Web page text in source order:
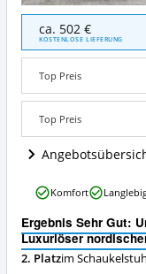
Lemon
Honey
Luxuriöser
nordischer
Schaukelstuhl
Angebote:
ist
dieser
Schaukelstuhl
ca. 502 €
KOSTENLOSE LIEFERUNG
Top Preis
Top Preis
Ergebnis Sehr Gut:
Luxuriöser
2. Platzim
Lemon
Honey
Luxuriöser
nordischer
Schaukelstuhl
Komfort